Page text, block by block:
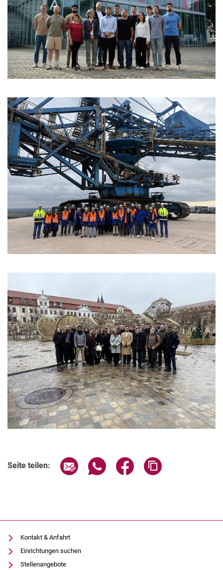
Seite teilen: Seite über E-Mail teilen
Seite über WhatsApp teilen
Seite über Facebook
Kontakt & Anfahrt
Einrichtungen suchen
Stellenangebote